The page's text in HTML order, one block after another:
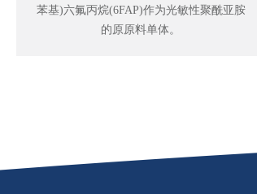
苯基)六氟丙烷(6FAP)作为光敏性聚酰亚胺
的原原料单体。